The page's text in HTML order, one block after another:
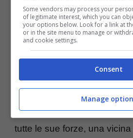
capelli e dopo averla
presa a pugni e calci.
Lui continuava a ripeterle
pensato che fosse finita
.
ripreso conoscenza ha
tutte le sue forze, una vicina
Some vendors may process your
of legitimate interest, which you can
your options below. Look for a link at
or in the site menu to manage or
and cookie settings.
Consent
Manage